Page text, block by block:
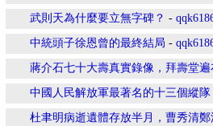
武則天為什麼要立無字碑？ -
中統頭子徐恩曾的最終結局 -
蔣介石七十大壽真實錄像，拜壽堂
中國人民解放軍最著名的十三個縱隊
杜聿明病逝遺體存放半月，曹秀清